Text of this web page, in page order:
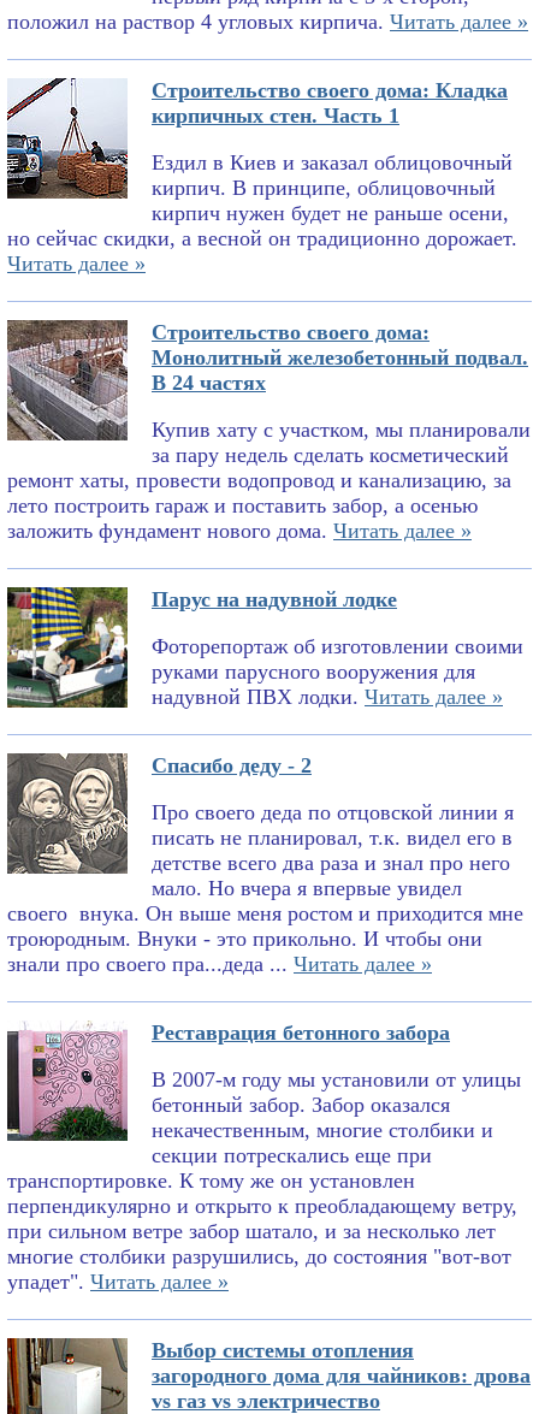
положил на раствор 4 угловых кирпича. Читать далее »
Строительство своего дома: Кладка
кирпичных стен. Часть 1
Ездил в Киев и заказал облицовочный
кирпич. В принципе, облицовочный
кирпич нужен будет не раньше осени,
но сейчас скидки, а весной он традиционно дорожает.
Читать далее »
Строительство своего дома:
Монолитный железобетонный подвал.
В 24 частях
Купив хату с участком, мы планировали
за пару недель сделать косметический
ремонт хаты, провести водопровод и канализацию, за
лето построить гараж и поставить забор, а осенью
заложить фундамент нового дома. Читать далее »
Парус на надувной лодке
Фоторепортаж об изготовлении своими
руками парусного вооружения для
надувной ПВХ лодки. Читать далее »
Спасибо деду - 2
Про своего деда по отцовской линии я
писать не планировал, т.к. видел его в
детстве всего два раза и знал про него
мало. Но вчера я впервые увидел
своего внука. Он выше меня ростом и приходится мне
троюродным. Внуки - это прикольно. И чтобы они
знали про своего пра...деда ... Читать далее »
Реставрация бетонного забора
В 2007-м году мы установили от улицы
бетонный забор. Забор оказался
некачественным, многие столбики и
секции потрескались еще при
транспортировке. К тому же он установлен
перпендикулярно и открыто к преобладающему ветру,
при сильном ветре забор шатало, и за несколько лет
многие столбики разрушились, до состояния "вот-вот
упадет". Читать далее »
Выбор системы отопления
загородного дома для чайников: дрова
vs газ vs электричество